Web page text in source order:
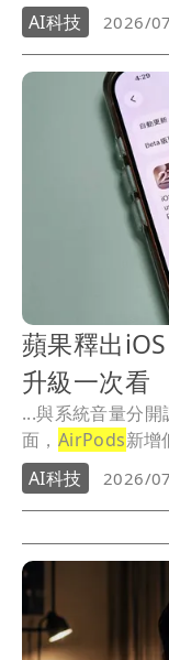
AI科技 2026/
蘋果釋出
升級一次看
...與系統音量分
面， AirPods新增
AI科技
2026/